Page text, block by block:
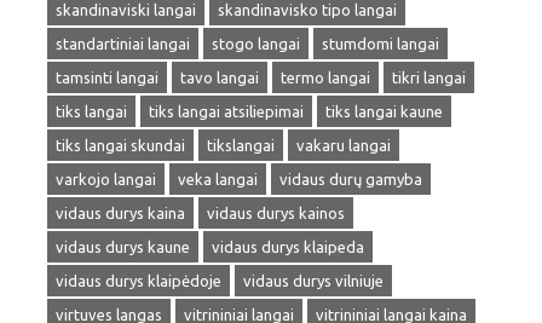
skandinaviski langai
skandinavisko tipo langai
standartiniai langai
stogo langai
stumdomi langai
tamsinti langai
tavo langai termo langai
tikri langai
tiks langai
tiks langai atsiliepimai
tiks langai kaune
tiks langai skundai
tikslangai
vakaru langai
varkojo langai
veka langai
vidaus durų gamyba
vidaus durys kaina
vidaus durys kainos
vidaus durys kaune
vidaus durys klaipeda
vidaus durys klaipėdoje
vidaus durys vilniuje
virtuves langas
vitrininiai langai
vitrininiai langai kaina